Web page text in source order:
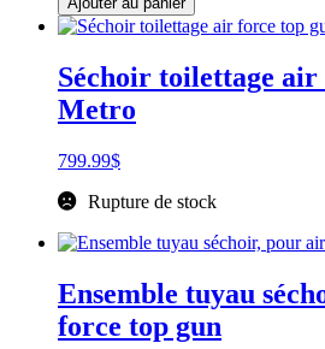
toilettage
à
moteurs,
Master
blaster
Force
MB-
3
2
vitesses
Séchoir toilettage
Metro
799.99$
Rupture de stock
Ensemble tuyau
force top gun